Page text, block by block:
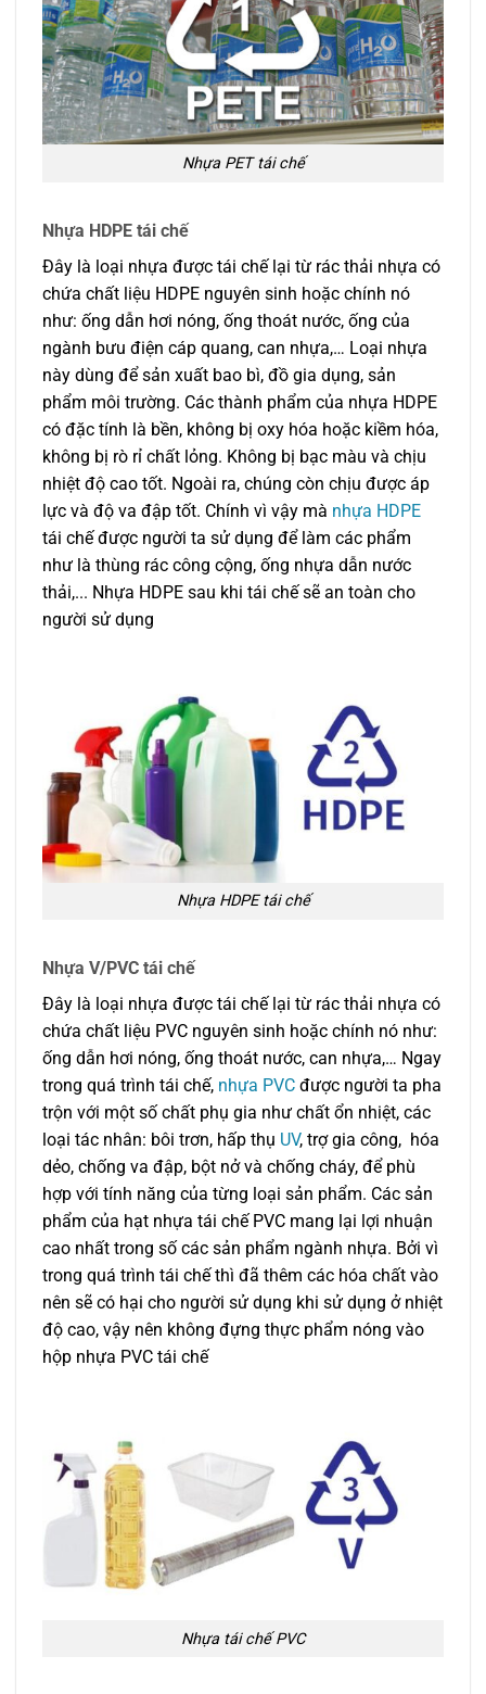
Nhựa PET tái chế
Nhựa HDPE tái chế
Đây là loại nhựa được tái chế lại từ rác thải nhựa có
chứa chất liệu HDPE nguyên sinh hoặc chính nó
như: ống dẫn hơi nóng, ống thoát nước, ống của
ngành bưu điện cáp quang, can nhựa,… Loại nhựa
này dùng để sản xuất bao bì, đồ gia dụng, sản
phẩm môi trường. Các thành phẩm của nhựa HDPE
có đặc tính là bền, không bị oxy hóa hoặc kiềm hóa,
không bị rò rỉ chất lỏng. Không bị bạc màu và chịu
nhiệt độ cao tốt. Ngoài ra, chúng còn chịu được áp
lực và độ va đập tốt. Chính vì vậy mà nhựa HDPE
tái chế được người ta sử dụng để làm các phẩm
như là thùng rác công cộng, ống nhựa dẫn nước
thải,... Nhựa HDPE sau khi tái chế sẽ an toàn cho
người sử dụng
Nhựa HDPE tái chế
Nhựa V/PVC tái chế
Đây là loại nhựa được tái chế lại từ rác thải nhựa có
chứa chất liệu PVC nguyên sinh hoặc chính nó như:
ống dẫn hơi nóng, ống thoát nước, can nhựa,… Ngay
trong quá trình tái chế, nhựa PVC được người ta pha
trộn với một số chất phụ gia như chất ổn nhiệt, các
loại tác nhân: bôi trơn, hấp thụ UV, trợ gia công, hóa
dẻo, chống va đập, bột nở và chống cháy, để phù
hợp với tính năng của từng loại sản phẩm. Các sản
phẩm của hạt nhựa tái chế PVC mang lại lợi nhuận
cao nhất trong số các sản phẩm ngành nhựa. Bởi vì
trong quá trình tái chế thì đã thêm các hóa chất vào
nên sẽ có hại cho người sử dụng khi sử dụng ở nhiệt
độ cao, vậy nên không đựng thực phẩm nóng vào
hộp nhựa PVC tái chế
Nhựa tái chế PVC